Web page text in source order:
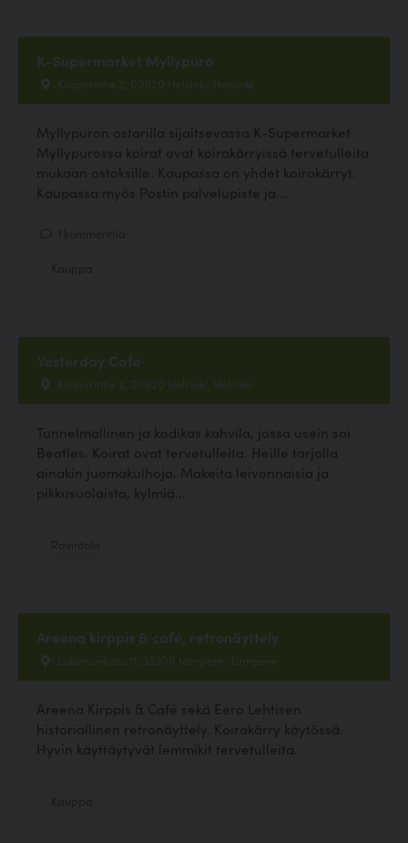
K-Supermarket Myllypuro
Kiviparintie 2, 00920 Helsinki, Helsinki
Myllypuron ostarilla sijaitsevassa K-Supermarket
Myllypurossa koirat ovat koirakärryissä tervetulleita
mukaan ostoksille. Kaupassa on yhdet koirakärryt.
Kaupassa myös Postin palvelupiste ja...
Yesterday Cafe
Kiviparintie 2, 00920 Helsinki, Helsinki
Tunnelmallinen ja kodikas kahvila, jossa usein soi
Beatles. Koirat ovat tervetulleita. Heille tarjolla
ainakin juomakulhoja. Makeita leivonnaisia ja
pikkusuolaista, kylmiä...
Areena kirppis & café, retronäyttely
Lokomonkatu 11, 33900 tampere, Tampere
Areena Kirppis & Café sekä Eero Lehtisen
historiallinen retronäyttely. Koirakärry käytössä.
Hyvin käyttäytyvät lemmikit tervetulleita.